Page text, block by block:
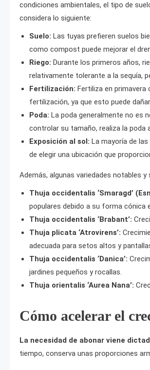
condiciones ambientales, el tipo de
considera lo siguiente:
Suelo: Las tuyas prefieren suelos
como compost puede mejorar el
Riego: Durante los primeros años,
relativamente tolerante a la sequía,
Fertilización: Fertiliza en
fertilización, ya que esto puede
Poda: La poda generalmente no es
controlar su tamaño, realiza la poda
Exposición al sol: La mayoría de
de elegir una ubicación que
Además, algunas variedades notables
Thuja occidentalis ‘Smaragd’
populares debido a su forma cónica
Thuja occidentalis ‘Brabant’:
Thuja plicata ‘Atrovirens’:
adecuada para setos altos y
Thuja occidentalis ‘Danica’:
jardines pequeños y rocallas.
Thuja orientalis ‘Aurea Nana’:
Cómo acelerar el
La necesidad de abonar viene
tiempo, conserva unas proporciones